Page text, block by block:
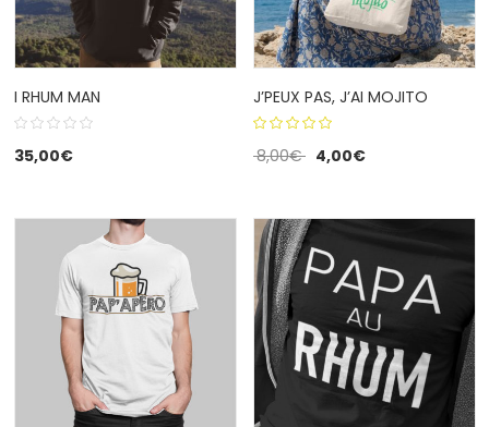
I RHUM MAN
35,00€
J’PEUX PAS, J’AI MOJITO
5.00out
8,00€ 4,00€